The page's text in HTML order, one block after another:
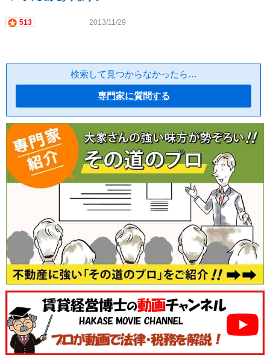
513 2013/11/29
検索して見つからなかったら…
専門家に質問する